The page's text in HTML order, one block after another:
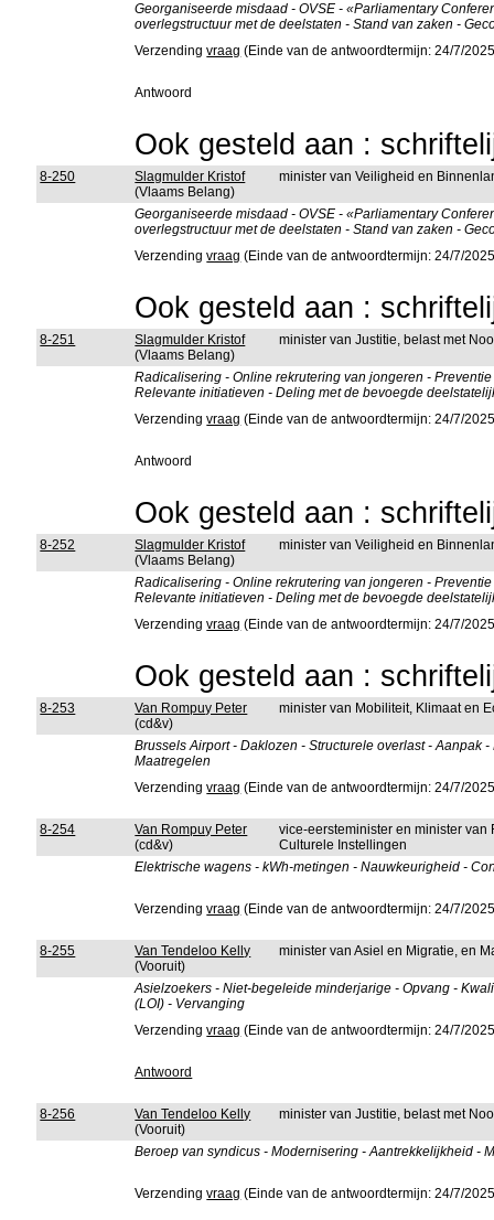
Georganiseerde misdaad - OVSE - «Parliamentary
overlegstructuur met de deelstaten - Stand van zaken -
Verzendingvraag (Einde van de antwoordtermijn: 24/7/
Antwoord
Ook gesteld aan :
8-250
Slagmulder Kristof
(Vlaams Belang)
minister van Veiligheid en
Georganiseerde misdaad - OVSE - «Parliamentary
overlegstructuur met de deelstaten - Stand van zaken -
Verzendingvraag (Einde van de antwoordtermijn: 24/7/
Ook gesteld aan :
8-251
Slagmulder Kristof
(Vlaams Belang)
minister van Justitie, belast met
Radicalisering - Online rekrutering van jongeren -
Relevante initiatieven - Deling met de bevoegde
Verzendingvraag (Einde van de antwoordtermijn: 24/7/
Antwoord
Ook gesteld aan :
8-252
Slagmulder Kristof
(Vlaams Belang)
minister van Veiligheid en
Radicalisering - Online rekrutering van jongeren -
Relevante initiatieven - Deling met de bevoegde
Verzendingvraag (Einde van de antwoordtermijn: 24/7/
Ook gesteld aan :
8-253
Van Rompuy Peter
(cd&v)
minister van Mobiliteit, Klimaat en
Brussels Airport - Daklozen - Structurele overlast -
Maatregelen
Verzendingvraag (Einde van de antwoordtermijn: 24/7/
8-254
Van Rompuy Peter
(cd&v)
vice-eersteminister en minister
Culturele Instellingen
Elektrische wagens - kWh-metingen - Nauwkeurigheid -
Verzendingvraag (Einde van de antwoordtermijn: 24/7/
8-255
Van Tendeloo Kelly
(Vooruit)
minister van Asiel en Migratie, en
Asielzoekers - Niet-begeleide minderjarige - Opvang -
(LOI) - Vervanging
Verzendingvraag (Einde van de antwoordtermijn: 24/7/
Antwoord
8-256
Van Tendeloo Kelly
(Vooruit)
minister van Justitie, belast met
Beroep van syndicus - Modernisering - Aantrekkelijkheid -
Verzendingvraag (Einde van de antwoordtermijn: 24/7/